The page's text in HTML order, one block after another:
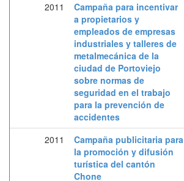
2011
Campaña para incentivar
a propietarios y
empleados de empresas
industriales y talleres de
metalmecánica de la
ciudad de Portoviejo
sobre normas de
seguridad en el trabajo
para la prevención de
accidentes
2011
Campaña publicitaria para
la promoción y difusión
turística del cantón
Chone